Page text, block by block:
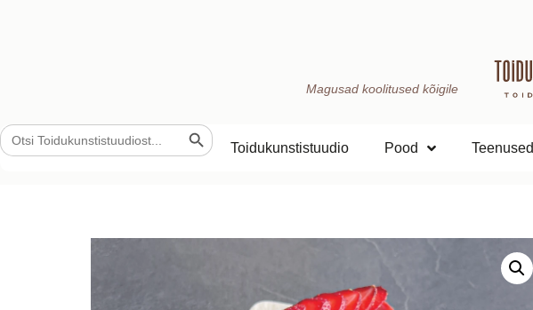
Magusad koolitused kõigile
Search
for:
Search Button
Toidukunstistuudio Pood Teenused